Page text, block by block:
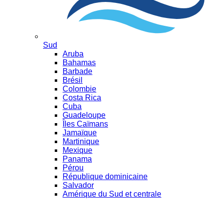
Sud
Aruba
Bahamas
Barbade
Brésil
Colombie
Costa Rica
Cuba
Guadeloupe
Îles Caïmans
Jamaïque
Martinique
Mexique
Panama
Pérou
République dominicaine
Salvador
Amérique du Sud et centrale